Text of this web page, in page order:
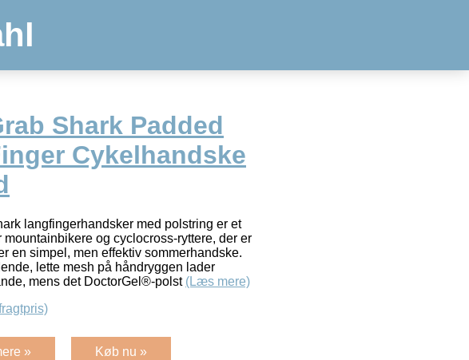
Shark Padded
Cykelhandske
langfingerhandsker med polstring er et
mountainbikere og cyclocross-ryttere, der er
en simpel, men effektiv sommerhandske.
lette mesh på håndryggen lader
mens det DoctorGel®-polst (Læs mere)
» Køb nu »